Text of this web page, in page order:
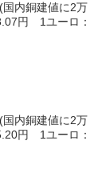
内銅建値に2万
円 1ユーロ：
内銅建値に2万
円 1ユーロ：